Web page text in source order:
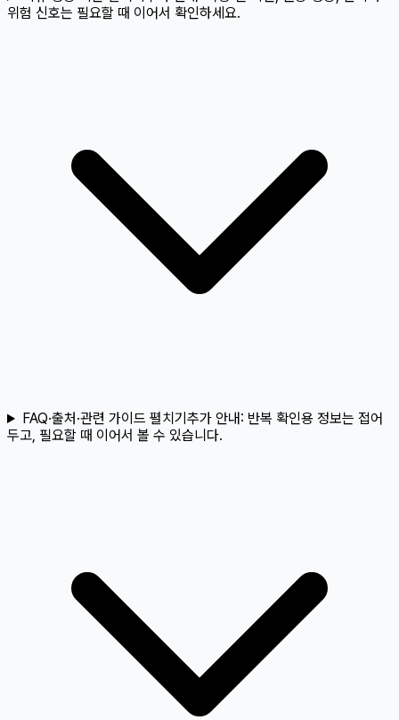
위험 신호는 필요할 때 이어서 확인하세요.
FAQ·출처·관련 가이드 펼치기추가 안내: 반복 확인용 정보는 접어
두고, 필요할 때 이어서 볼 수 있습니다.